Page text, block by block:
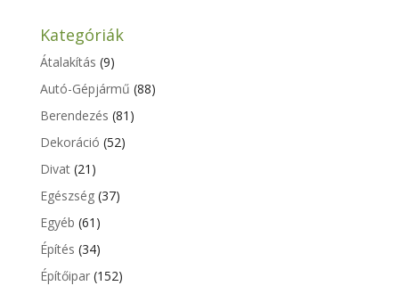
Kategóriák
Átalakítás (9)
Autó-Gépjármű (88)
Berendezés (81)
Dekoráció (52)
Divat(21)
Egészség(37)
Egyéb (61)
Építés (34)
Építőipar(152)